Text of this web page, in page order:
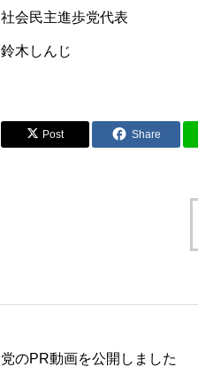
社会民主進歩党代表
鈴木しんじ
Post Share
党のPR動画を公開しました